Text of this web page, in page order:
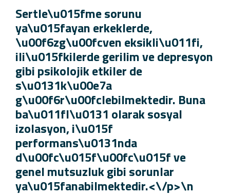
Sertle\u015fme sorunu
ya\u015fayan erkeklerde,
\u00f6zg\u00fcven eksikli\u011fi,
ili\u015fkilerde gerilim ve
gibi psikolojik etkiler de
s\u0131k\u00e7a
g\u00f6r\u00fclebilmektedir. Buna
ba\u011fl\u0131 olarak sosyal
izolasyon, i\u015f
performans\u0131nda
d\u00fc\u015f\u00fc\u015f ve
genel mutsuzluk gibi sorunlar
ya\u015fanabilmektedir.<\/p>\n